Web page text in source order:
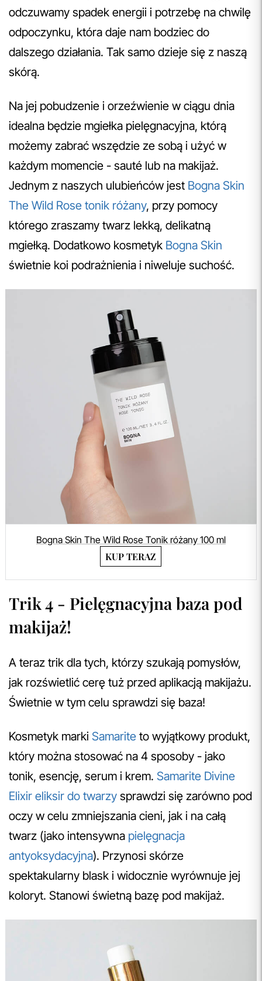
odczuwamy spadek energii i potrzebę na chwilę
odpoczynku, która daje nam bodziec do
dalszego działania. Tak samo dzieje się z naszą
skórą.
Na jej pobudzenie i orzeźwienie w ciągu dnia
idealna będzie mgiełka pielęgnacyjna, którą
możemy zabrać wszędzie ze sobą i użyć w
każdym momencie - sauté lub na makijaż.
Jednym z naszych ulubieńców jest Bogna Skin
The Wild Rose tonik różany, przy pomocy
którego zraszamy twarz lekką, delikatną
mgiełką. Dodatkowo kosmetyk Bogna Skin
świetnie koi podrażnienia i niweluje suchość.
Bogna Skin The Wild Rose Tonik różany 100 ml
KUP TERAZ
Trik 4 - Pielęgnacyjna baza pod
makijaż!
A teraz trik dla tych, którzy szukają pomysłów,
jak rozświetlić cerę tuż przed aplikacją makijażu.
Świetnie w tym celu sprawdzi się baza!
Kosmetyk marki Samarite to wyjątkowy produkt,
który można stosować na 4 sposoby - jako
tonik, esencję, serum i krem. Samarite Divine
Elixir eliksir do twarzy sprawdzi się zarówno pod
oczy w celu zmniejszania cieni, jak i na całą
twarz (jako intensywna pielęgnacja
antyoksydacyjna). Przynosi skórze
spektakularny blask i widocznie wyrównuje jej
koloryt. Stanowi świetną bazę pod makijaż.